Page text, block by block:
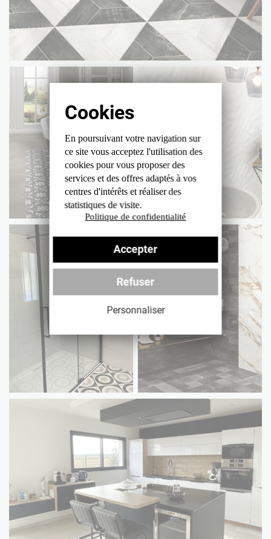
En poursuivant votre navigation sur
ce sitevous acceptez l'utilisation des
cookiespour vous proposer des
services et des offresadaptés à vos
centres d'intérêts et réaliserdes
statistiques de visite.
Politique de confidentialité
Accepter
Refuser
Personnaliser